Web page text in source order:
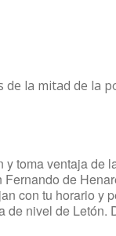
de la mitad de la
y toma ventaja de
Fernando de
con tu horario y
de nivel de Letón.